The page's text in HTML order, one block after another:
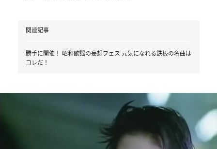
関連記事
勝手に開催！ 昭和歌謡の妄想フェス 元気になれる鉄板の名曲は
コレだ！